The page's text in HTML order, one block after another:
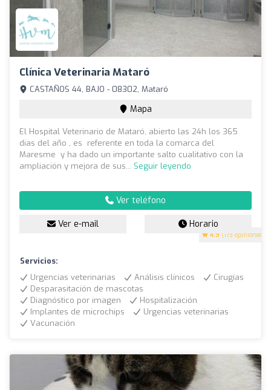
Clínica Veterinaria Mataró
4.9 (173 opiniones)
CASTAÑOS 44, BAJO - 08302, Mataró
Mapa
El Hospital Veterinario de Mataró, abierto las 24h los 365
dias del año , es referente en toda la comarca del
Maresme y ha dado un importante salto cualitativo con la
ampliación y mejora de sus... Seguir leyendo
Ver teléfono
Ver e-mail Horario
Servicios:
Urgencias veterinarias
Análisis clínicos
Cirugías
Desparasitación de mascotas
Diagnóstico por imagen
Hospitalización
Implantes de microchips
Urgencias veterinarias
Vacunación